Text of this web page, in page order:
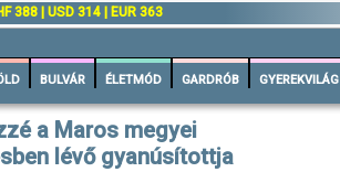
388 | USD 314 | EUR 363
BULVÁR ÉLETMÓD GARDRÓB GYEREKVILÁG
a Maros megyei
lévő gyanúsítottja